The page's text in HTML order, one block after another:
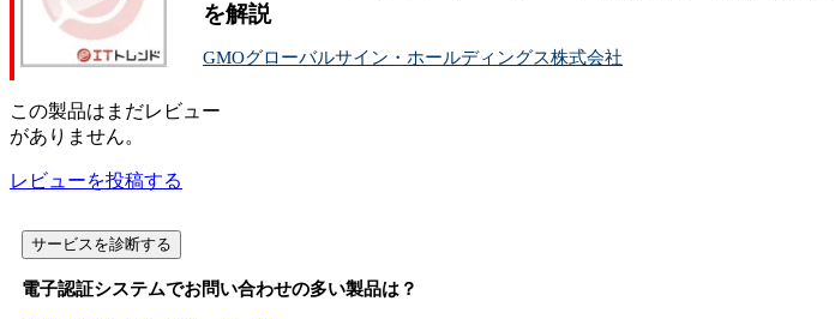
を解説
GMOグローバルサイン・ホールディングス株式会社
この製品はまだレビュー
がありません。
レビューを投稿する
サービスを診断する
電子認証システムでお問い合わせの多い製品は？